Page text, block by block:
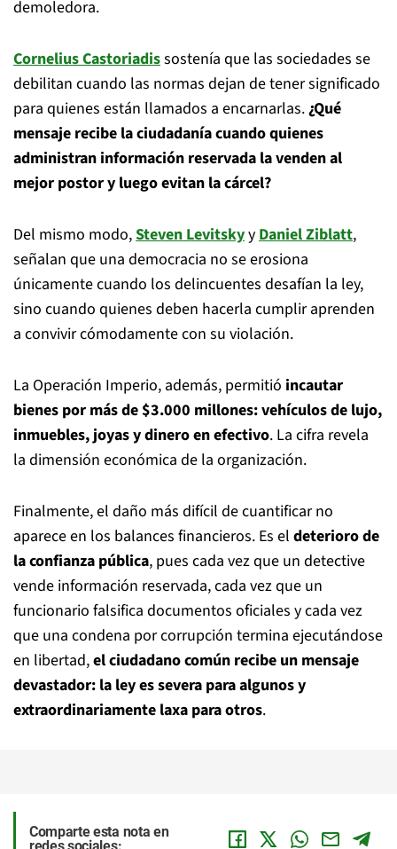
demoledora.
Cornelius Castoriadissostenía que las sociedades se
debilitan cuando las normas dejan de tener significado
para quienes están llamados a encarnarlas.¿Qué
mensaje recibe la ciudadanía cuando quienes
administran información reservada la venden al
mejor postor y luego evitan la cárcel?
Del mismo modo,Steven LevitskyyDaniel Ziblatt,
señalan que una democracia no se erosiona
únicamente cuando los delincuentes desafían la ley,
sino cuando quienes deben hacerla cumplir aprenden
a convivir cómodamente con su violación.
La Operación Imperio, además, permitió incautar
bienes por más de $3.000 millones: vehículos de lujo,
inmuebles, joyas y dinero en efectivo. La cifra revela
la dimensión económica de la organización.
Finalmente, el daño más difícil de cuantificar no
aparece en los balances financieros. Es el deterioro de
la confianza pública, pues cada vez que un detective
vende información reservada, cada vez que un
funcionario falsifica documentos oficiales y cada vez
que una condena por corrupción termina ejecutándose
en libertad,el ciudadano común recibe un mensaje
devastador: la ley es severa para algunos y
extraordinariamente laxa para otros.
Comparte esta nota en